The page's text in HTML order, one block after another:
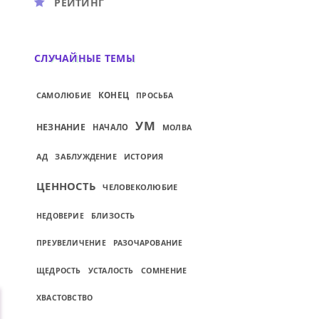
СЛУЧАЙНЫЕ ТЕМЫ
САМОЛЮБИЕ КОНЕЦ ПРОСЬБА
НЕЗНАНИЕ НАЧАЛО УМ МОЛВА
АД ЗАБЛУЖДЕНИЕ ИСТОРИЯ
ЦЕННОСТЬ ЧЕЛОВЕКОЛЮБИЕ
НЕДОВЕРИЕ БЛИЗОСТЬ
ПРЕУВЕЛИЧЕНИЕ РАЗОЧАРОВАНИЕ
ЩЕДРОСТЬ УСТАЛОСТЬ СОМНЕНИЕ
ХВАСТОВСТВО